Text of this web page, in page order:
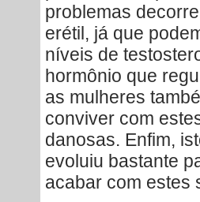
problemas
erétil, já que
níveis de
hormônio que
as mulheres
conviver com
danosas. Enfim,
evoluiu bastante
acabar com estes